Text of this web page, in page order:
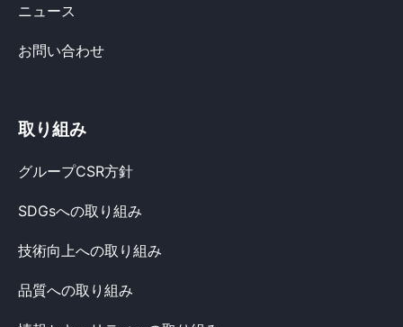
ニュース
お問い合わせ
取り組み
グループCSR方針
SDGsへの取り組み
技術向上への取り組み
品質への取り組み